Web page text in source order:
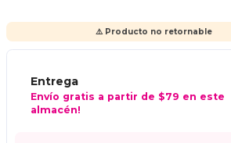
⚠️ Producto no retornable
Entrega
Envío gratis a partir de $79 en este
almacén!